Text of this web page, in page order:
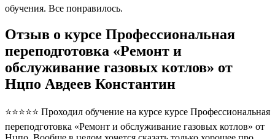
обучения. Все понравилось.
Отзыв о курсе Профессиональная
переподготовка «Ремонт и
обслуживание газовых котлов» от
Нцпо Авдеев Константин
⭐⭐⭐⭐⭐ Проходил обучение на курсе курсе Профессиональная
переподготовка «Ремонт и обслуживание газовых котлов» от